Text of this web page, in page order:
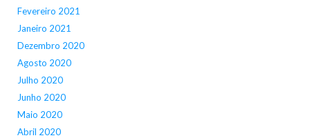
Fevereiro 2021
Janeiro 2021
Dezembro 2020
Agosto 2020
Julho 2020
Junho 2020
Maio 2020
Abril 2020